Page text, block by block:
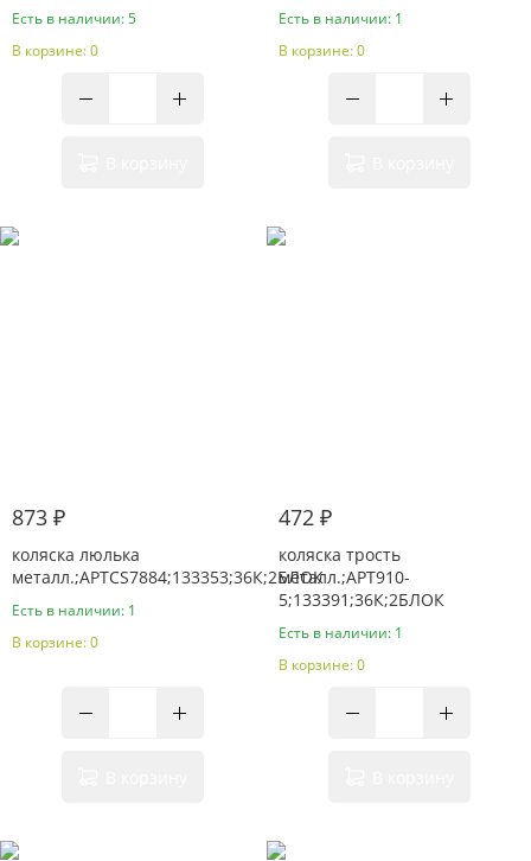
Есть в наличии: 5
В корзине: 0
Есть в наличии: 1
В корзине: 0
873 ₽
коляска люлька
металл.;АРТCS7884;133353;36К;2БЛОК
Есть в наличии: 1
В корзине: 0
472 ₽
коляска трость
металл.;АРТ910-
5;133391;36К;2БЛОК
Есть в наличии: 1
В корзине: 0